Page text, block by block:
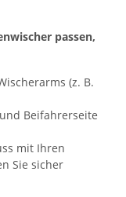
passen,
(z. B.
Beifahrerseite
mit Ihren
Sie sicher